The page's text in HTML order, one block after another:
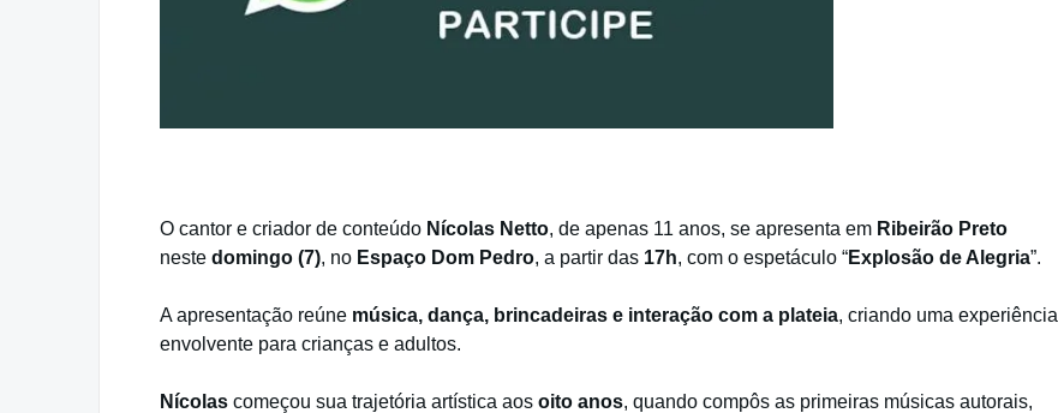
O cantor e criador de conteúdo Nícolas Netto, de apenas 11 anos, se apresenta em Ribeirão Preto
neste domingo (7), no Espaço Dom Pedro, a partir das 17h, com o espetáculo “Explosão de Alegria”.
A apresentação reúne música, dança, brincadeiras e interação com a plateia, criando uma experiência
envolvente para crianças e adultos.
Nícolas começou sua trajetória artística aos oito anos, quando compôs as primeiras músicas autorais,